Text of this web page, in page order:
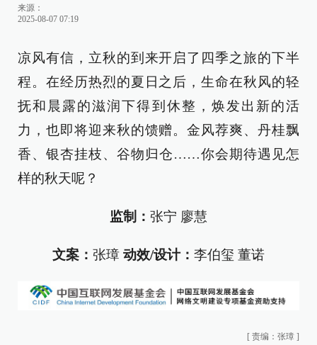
来源：
2025-08-07 07:19
凉风有信，立秋的到来开启了四季之旅的下半
程。在经历热烈的夏日之后，生命在秋风的轻
抚和晨露的滋润下得到休整，焕发出新的活
力，也即将迎来秋的馈赠。金风荐爽、丹桂飘
香、银杏挂枝、谷物归仓……你会期待遇见怎
样的秋天呢？
监制： 张宁 廖慧
文案： 张璋 动效/设计： 李伯玺 董诺
[ 责编：张璋 ]